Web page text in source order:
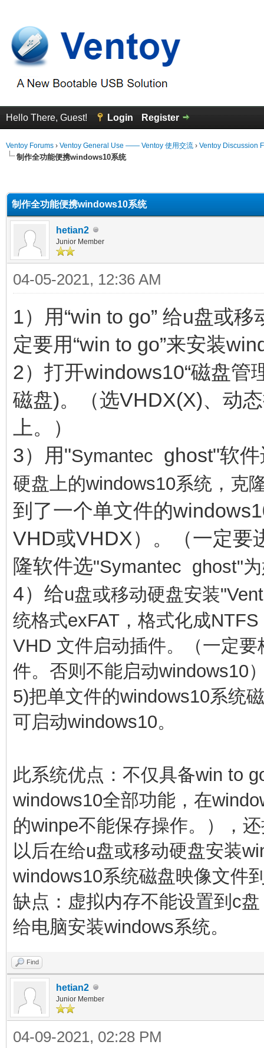
Hello There, Guest! Login Register
Ventoy Forums › Ventoy General Use —— Ventoy 使用交流 › Ventoy Discussion
制作全功能便携windows10系统
制作全功能便携windows10系统
hetian2
Junior Member
04-05-2021, 12:36 AM
1）用“win to go” 给u盘或
定要用“win to go”来安装
2）打开windows10“磁盘管
磁盘)。（选VHDX(X)、动
上。）
3）用"Symantec ghost"软
硬盘上的windows10系统，克
到了一个单文件的
VHD或VHDX）。（一定要
隆软件选"Symantec ghost"
4）给u盘或移动硬盘安装
统格式exFAT，格式化成
VHD 文件启动插件。（一定
件。否则不能启动windows10
5)把单文件的windows10系统
可启动windows10。
此系统优点：不仅具备win to
windows10全部功能，在
的winpe不能保存操作。），
以后在给u盘或移动硬盘安装
windows10系统磁盘映像文件
缺点：虚拟内存不能设置到c
给电脑安装windows系统。
Find
hetian2
Junior Member
04-09-2021, 02:28 PM